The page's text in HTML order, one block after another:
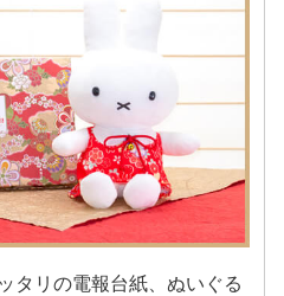
タリの電報台紙、ぬいぐる